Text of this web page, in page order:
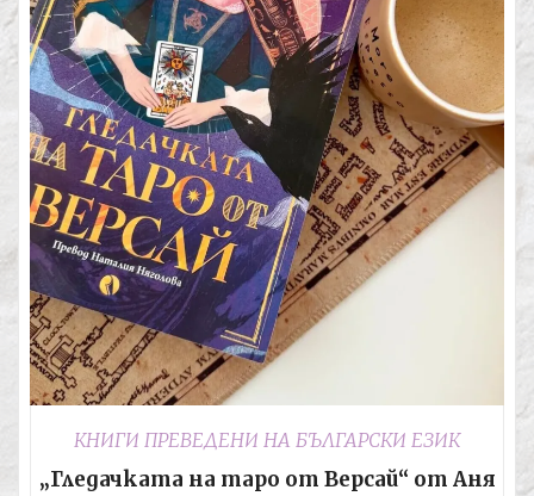
КНИГИ ПРЕВЕДЕНИ НА БЪЛГАРСКИ ЕЗИК
„Гледачката на таро от Версай“ от Аня